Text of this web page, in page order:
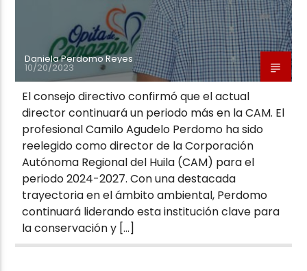
Neiva Estereo
Daniela Perdomo Reyes
10/20/2023
El consejo directivo confirmó que el actual
director continuará un periodo más en la CAM. El
profesional Camilo Agudelo Perdomo ha sido
reelegido como director de la Corporación
Autónoma Regional del Huila (CAM) para el
periodo 2024-2027. Con una destacada
trayectoria en el ámbito ambiental, Perdomo
continuará liderando esta institución clave para
la conservación y […]